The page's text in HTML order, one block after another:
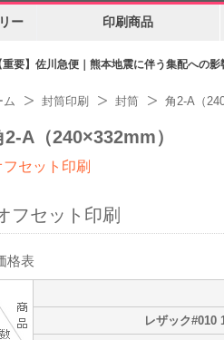
重要】佐川急便｜熊本地震に伴う集配への
ー 印刷商品
ム 封筒印刷 封筒 角2-A（
2-A（240×332mm）
フセット印刷
フセット印刷
格表
レザック#010